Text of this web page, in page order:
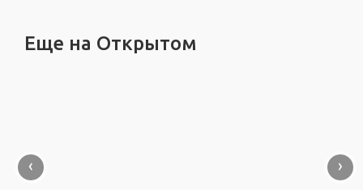
Еще на Открытом
‹ ›